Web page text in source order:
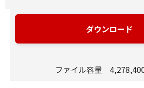
は、本ソフトウェアがユー
的のために適当であること、
ていかなる保証もいたしませ
キヤノン、キヤノンマーケテ
ダウンロード
ファイル容量